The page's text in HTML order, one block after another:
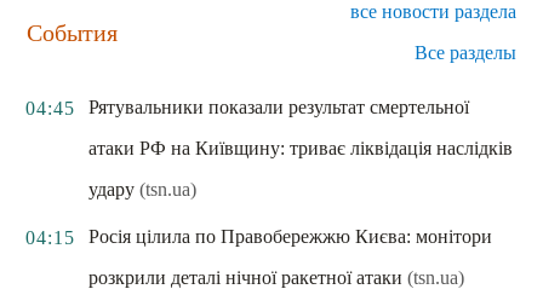
События
все новости раздела
Все разделы
04:45
Рятувальники показали результат смертельної
атаки РФ на Київщину: триває ліквідація наслідків
удару (tsn.ua)
04:15
Росія цілила по Правобережжю Києва: монітори
розкрили деталі нічної ракетної атаки (tsn.ua)